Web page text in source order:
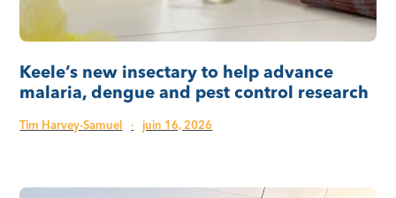
Keele’s new insectary to help advance
malaria, dengue and pest control research
Tim Harvey-Samuel · juin 16, 2026